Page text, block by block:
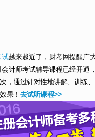
试越来越近了，财考网提醒广
计师考试辅导课程已经开通
，通过针对性地讲解、训练
果！ 去试听课程>>